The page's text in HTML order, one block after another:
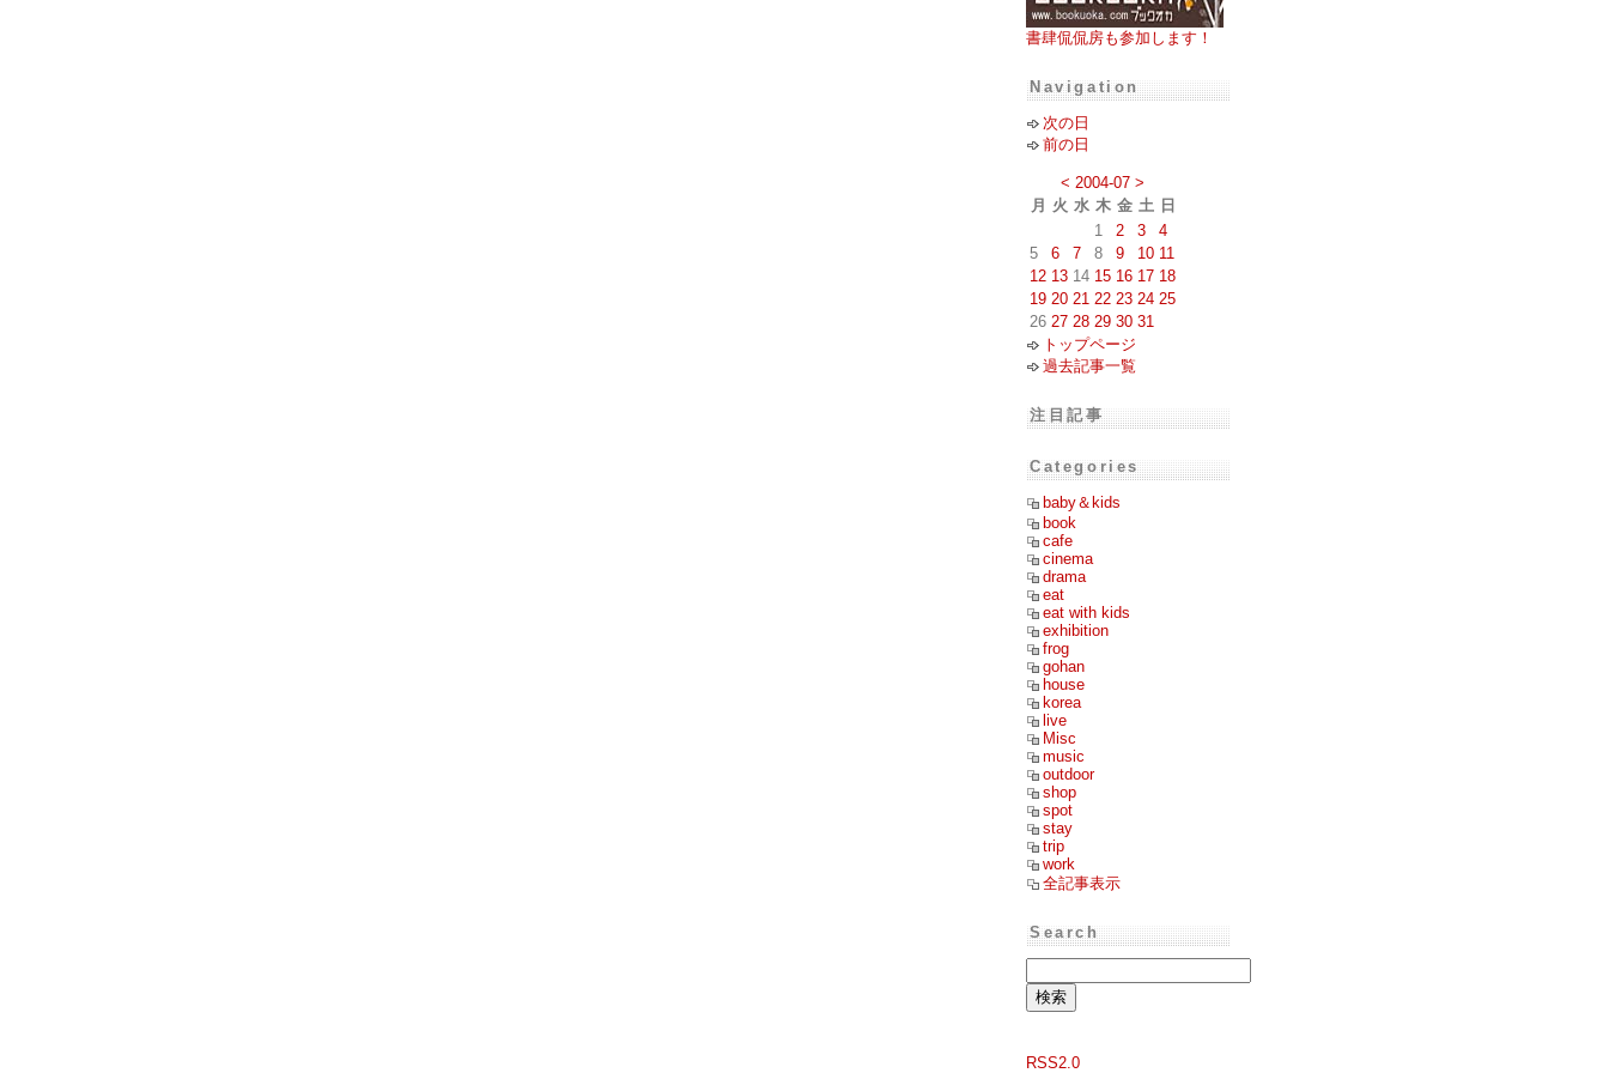
書肆侃侃房も参加します！
Navigation
次の日
前の日
< 2004-07 >
月
火 水 木 金 土 日
1
2 3
4
5
6 7 8 9 10 11
12 13 14 15 16 17 18
19 20 21 22 23 24 25
26 27 28 29 30 31
トップページ
過去記事一覧
注目記事
Categories
baby＆kids
book
cafe
cinema
drama
eat
eat with kids
exhibition
frog
gohan
house
korea
live
Misc
music
outdoor
shop
spot
stay
trip
work
全記事表示
Search
RSS2.0